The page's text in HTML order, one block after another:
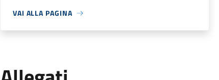
VAI ALLA PAGINA